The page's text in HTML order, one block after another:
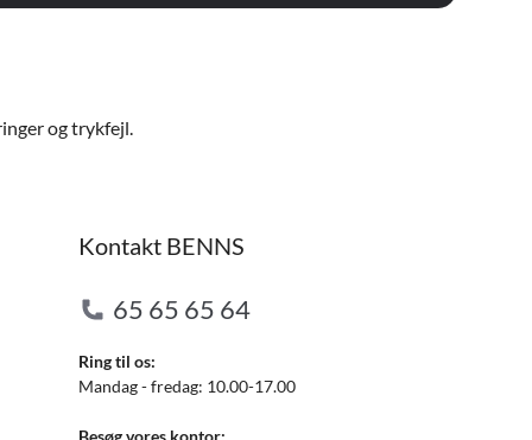
og trykfejl.
Kontakt BENNS
65 65 65 64
Ring til os:
Mandag - fredag: 10.00-17.00
Besøg vores kontor: